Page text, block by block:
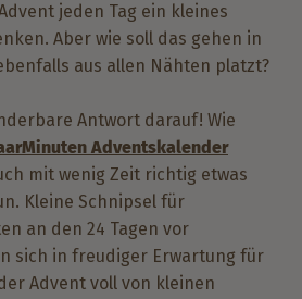
jeden Tag ein kleines
Aber wie soll das gehen in
aus allen Nähten platzt?
Antwort darauf! Wie
Adventskalender
mit wenig Zeit richtig etwas
Kleine Schnipsel für
an den 24 Tagen vor
sich in freudiger Erwartung für
Advent voll von kleinen